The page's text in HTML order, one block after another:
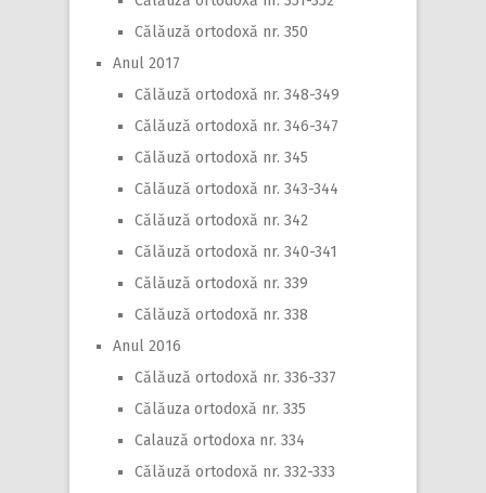
Călăuză ortodoxă nr. 350
Anul 2017
Călăuză ortodoxă nr. 348-349
Călăuză ortodoxă nr. 346-347
Călăuză ortodoxă nr. 345
Călăuză ortodoxă nr. 343-344
Călăuză ortodoxă nr. 342
Călăuză ortodoxă nr. 340-341
Călăuză ortodoxă nr. 339
Călăuză ortodoxă nr. 338
Anul 2016
Călăuză ortodoxă nr. 336-337
Călăuza ortodoxă nr. 335
Calauză ortodoxa nr. 334
Călăuză ortodoxă nr. 332-333